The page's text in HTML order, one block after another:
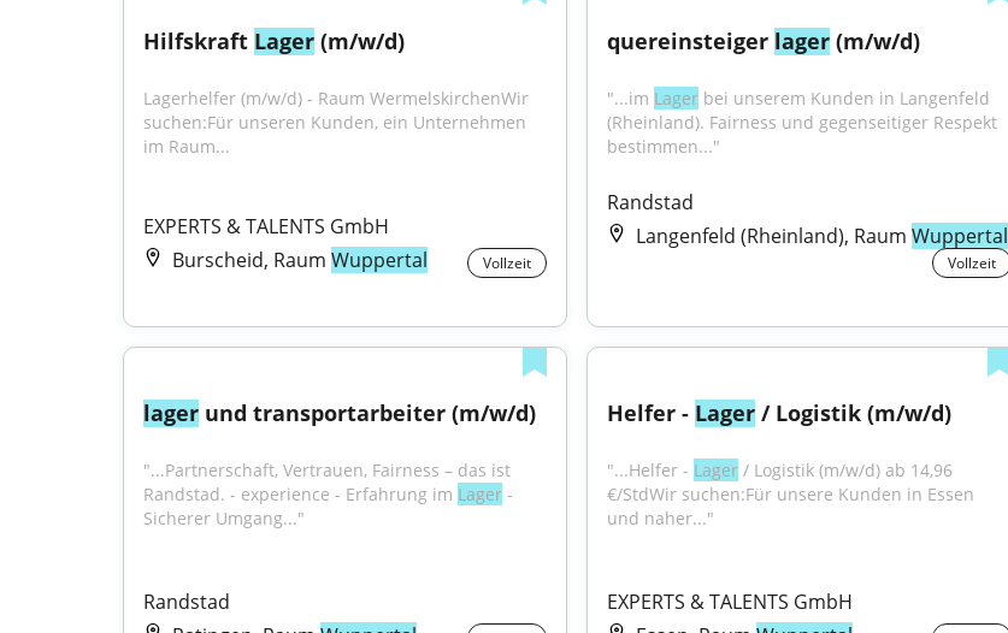
Hilfskraft Lager (m/w/d)
Lagerhelfer (m/w/d) - Raum WermelskirchenWir
suchen:Für unseren Kunden, ein Unternehmen
im Raum...
EXPERTS & TALENTS GmbH
Burscheid, Raum Wuppertal Vollzeit
quereinsteiger lager (m/w/d)
"...im Lager bei unserem Kunden in Langenfeld
(Rheinland). Fairness und gegenseitiger Respekt
bestimmen..."
Randstad
Langenfeld (Rheinland), RaumWuppertal
Vollzeit
lager und transportarbeiter (m/w/d)
"...Partnerschaft, Vertrauen, Fairness – das ist
Randstad. - experience - Erfahrung im Lager -
Sicherer Umgang..."
Randstad
Helfer - Lager / Logistik (m/w/d)
"...Helfer - Lager / Logistik (m/w/d) ab 14,96
€/StdWir suchen:Für unsere Kunden in Essen
und naher..."
EXPERTS & TALENTS GmbH